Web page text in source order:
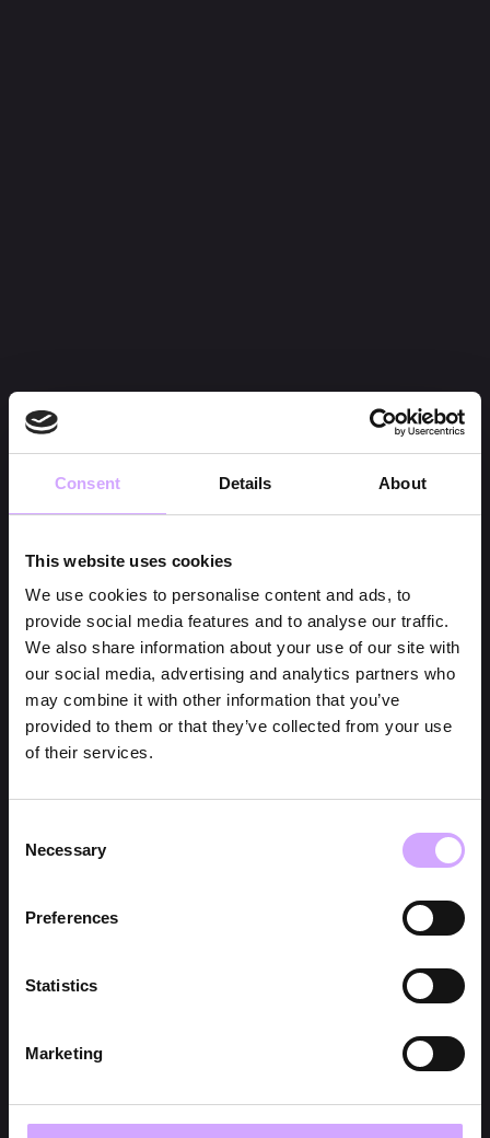
Consent Details About
This website uses cookies
We use cookies to personalise content and ads, to
provide social media features and to analyse our traffic.
We also share information about your use of our site with
our social media, advertising and analytics partners who
may combine it with other information that you’ve
provided to them or that they’ve collected from your use
of their services.
Selection
Necessary
Preferences
Statistics
Marketing